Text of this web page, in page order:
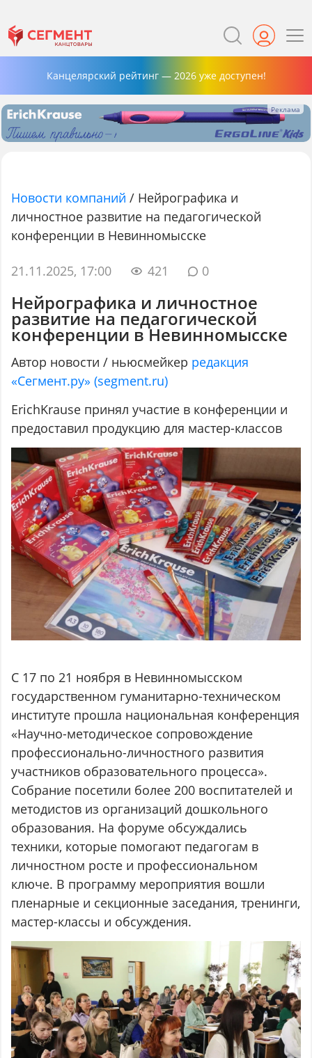
Канцелярский рейтинг — 2026 уже доступен!
Новости компаний / Нейрографика и
личностное развитие на педагогической
конференции в Невинномысске
21.11.2025, 17:00 421 0
Нейрографика и личностное
развитие на педагогической
конференции в Невинномысске
Автор новости / ньюсмейкер редакция
«Сегмент.ру» (segment.ru)
ErichKrause принял участие в конференции и
предоставил продукцию для мастер-классов
С 17 по 21 ноября в Невинномысском
государственном гуманитарно-техническом
институте прошла национальная конференция
«Научно-методическое сопровождение
профессионально-личностного развития
участников образовательного процесса».
Собрание посетили более 200 воспитателей и
методистов из организаций дошкольного
образования. На форуме обсуждались
техники, которые помогают педагогам в
личностном росте и профессиональном
ключе. В программу мероприятия вошли
пленарные и секционные заседания, тренинги,
мастер-классы и обсуждения.